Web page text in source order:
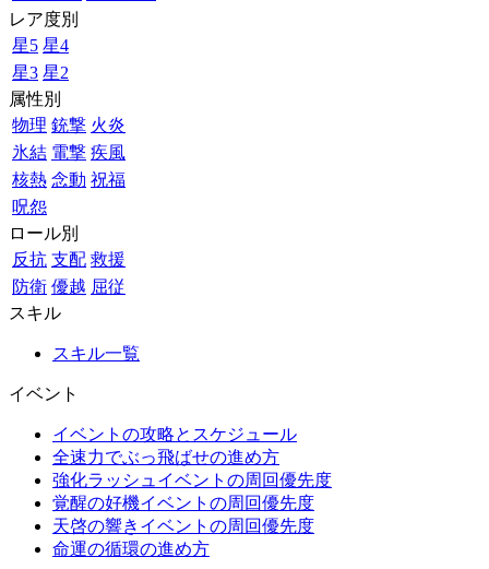
レア度別
星5 星4
星3 星2
属性別
物理 銃撃 火炎
氷結 電撃 疾風
核熱 念動 祝福
呪怨
ロール別
反抗 支配 救援
防衛 優越 屈従
スキル
スキル一覧
イベント
イベントの攻略とスケジュール
全速力でぶっ飛ばせの進め方
強化ラッシュイベントの周回優先度
覚醒の好機イベントの周回優先度
天啓の響きイベントの周回優先度
命運の循環の進め方